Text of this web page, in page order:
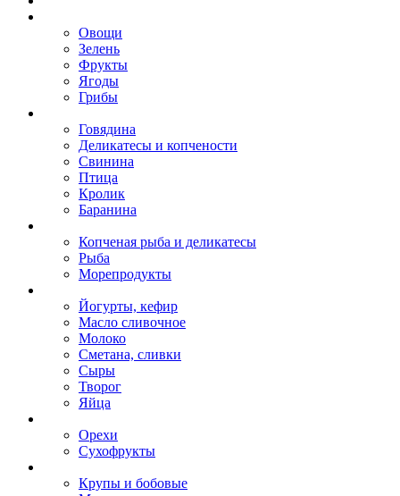
Овощи
Зелень
Фрукты
Ягоды
Грибы
Говядина
Деликатесы и копчености
Свинина
Птица
Кролик
Баранина
Копченая рыба и деликатесы
Рыба
Морепродукты
Йогурты, кефир
Масло сливочное
Молоко
Сметана, сливки
Сыры
Творог
Яйца
Орехи
Сухофрукты
Крупы и бобовые